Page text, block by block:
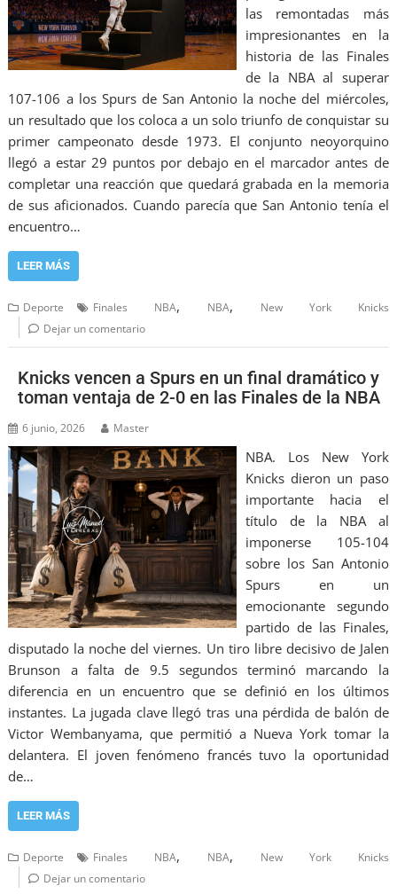
las remontadas más
impresionantes en la
historia de las Finales
de la NBA al superar
107-106 a los Spurs de San Antonio la noche del miércoles,
un resultado que los coloca a un solo triunfo de conquistar su
primer campeonato desde 1973. El conjunto neoyorquino
llegó a estar 29 puntos por debajo en el marcador antes de
completar una reacción que quedará grabada en la memoria
de sus aficionados. Cuando parecía que San Antonio tenía el
encuentro…
LEER MÁS
Deporte Finales NBA, NBA,
New York Knicks
Dejar un comentario
Knicks vencen a Spurs en un final dramático y
toman ventaja de 2-0 en las Finales de la NBA
6 junio, 2026 Master
NBA. Los New York
Knicks dieron un paso
importante hacia el
título de la NBA al
imponerse 105-104
sobre los San Antonio
Spurs en un
emocionante segundo
partido de las Finales,
disputado la noche del viernes. Un tiro libre decisivo de Jalen
Brunson a falta de 9.5 segundos terminó marcando la
diferencia en un encuentro que se definió en los últimos
instantes. La jugada clave llegó tras una pérdida de balón de
Victor Wembanyama, que permitió a Nueva York tomar la
delantera. El joven fenómeno francés tuvo la oportunidad
de…
LEER MÁS
Deporte Finales NBA, NBA,
New York Knicks
Dejar un comentario